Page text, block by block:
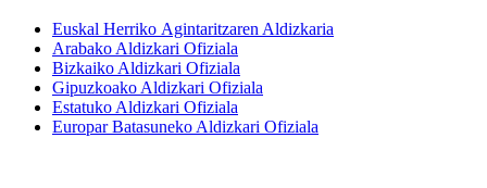
Euskal Herriko Agintaritzaren Aldizkaria
Arabako Aldizkari Ofiziala
Bizkaiko Aldizkari Ofiziala
Gipuzkoako Aldizkari Ofiziala
Estatuko Aldizkari Ofiziala
Europar Batasuneko Aldizkari Ofiziala